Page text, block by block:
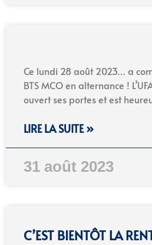
Ce lundi 28 août 2023… a
BTS MCO en alternance !
ouvert ses portes et est
LIRE LA SUITE »
31 août 2023
C’EST BIENTÔT LA